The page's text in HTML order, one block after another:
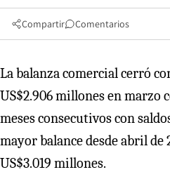
Compartir Comentarios
La balanza comercial cerró
US$2.906 millones en marzo
meses consecutivos con
mayor balance desde abril de
US$3.019 millones.